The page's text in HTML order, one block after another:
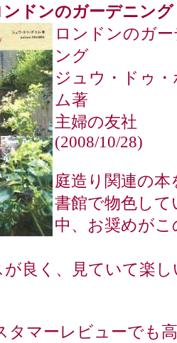
ンドンのガーデニング
ロンドンのガ
ング
ジュウ・ドゥ・
ム著
主婦の友社
(2008/10/28)
庭造り関連の本
書館で物色して
中、お奨めがこ
が良く、見ていて楽し
タマーレビューでも